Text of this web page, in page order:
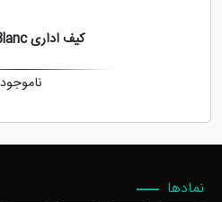
کیف اداری Mont Blanc
ناموجود
نمادها